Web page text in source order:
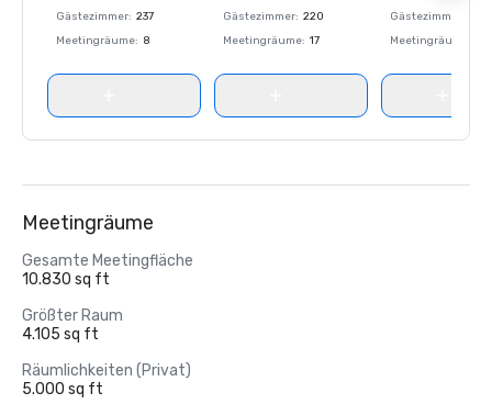
Gästezimmer: 237
Meetingräume: 8
Gästezimmer: 220
Meetingräume: 17
Gästezimmer
Meetingräume
Meetingräume
Gesamte Meetingfläche
10.830 sq ft
Größter Raum
4.105 sq ft
Räumlichkeiten (Privat)
5.000 sq ft